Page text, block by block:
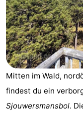
Übernachten
Appartements
-
Vlieduyn
Campingplätze
Mitten im Wald,
findest du ein
Sjouwersmansbol.